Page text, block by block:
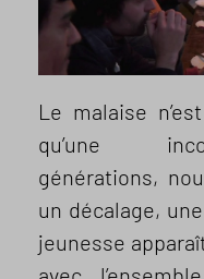
Le malaise
qu’une
générations,
un décalage,
jeunesse